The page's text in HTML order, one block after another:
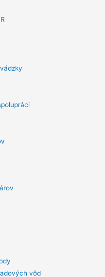
vôd